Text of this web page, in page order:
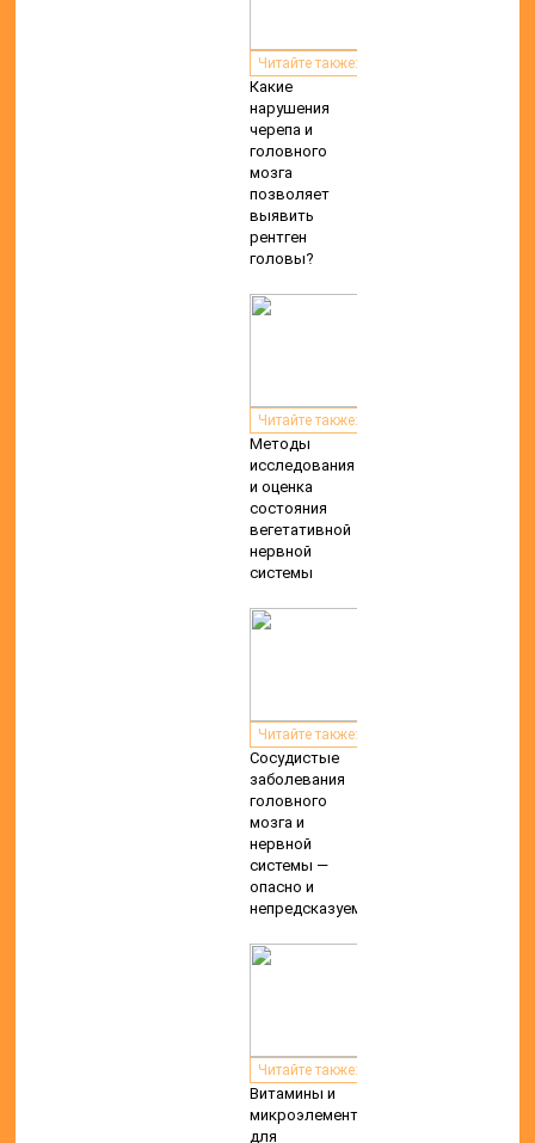
Читайте также:
Какие
нарушения
черепа и
головного
мозга
позволяет
выявить
рентген
головы?
Читайте также:
Методы
исследования
и оценка
состояния
вегетативной
нервной
системы
Читайте также:
Сосудистые
заболевания
головного
мозга и
нервной
системы —
опасно и
непредсказуемо
Читайте также:
Витамины и
микроэлементы
для